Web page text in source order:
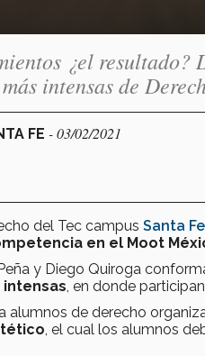
¿el resultado?
intensas de
FE - 03/02/2021
del Tec campus Santa Fe
en el Moot
y Diego Quiroga
, en donde participan
alumnos de derecho
, el cual los alumnos